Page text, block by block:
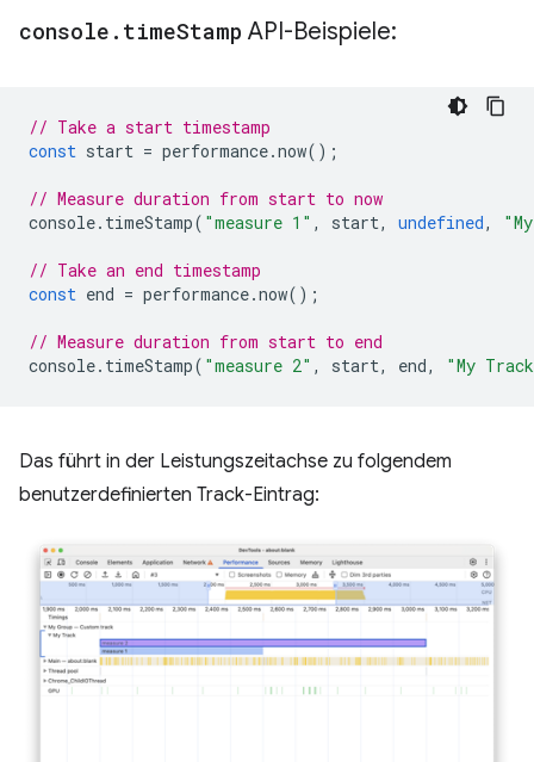
console . timeStamp API-Beispiele:
// Take a start timestamp
const start = performance.now();
// Measure duration from start to now
console. timeStamp( "measure 1" , start, undefined,
// Take an end timestamp
const end = performance.now();
// Measure duration from start to end
console. timeStamp( "measure 2" , start, end, "My
Das führt in der Leistungszeitachse zu folgendem
benutzerdefinierten Track-Eintrag: